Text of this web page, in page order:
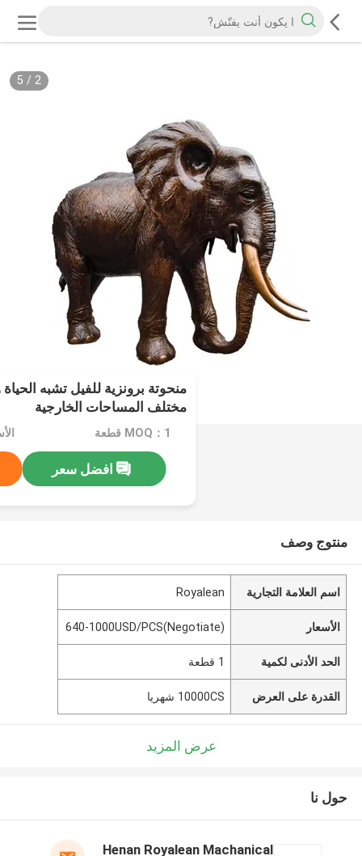
2
/
5
منحوتة برونزية للفيل تشبه
مختلف المساحات الخارجية
MOQ：1 قطعة
افضل سعر
منتوج وصف
اسم العلامة التجارية Royalean
الأسعار 640-1000USD/PCS(Negotiate)
الحد الأدنى لكمية 1 قطعة
القدرة على العرض 10000CS شهريا
عرض المزيد
حول نا
Henan Royalean Machanical